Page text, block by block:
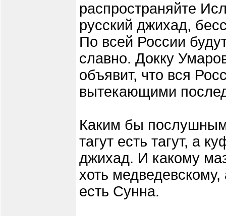
распространяйте
русский джихад,
По всей России
славно. Докку
объявит, что вся
вытекающими
Каким бы
тагут есть тагут, а
джихад. И какому
хоть
есть Сунна.